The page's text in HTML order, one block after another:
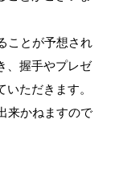
ことが予想され
、握手やプレゼ
ただきます。
来かねますので